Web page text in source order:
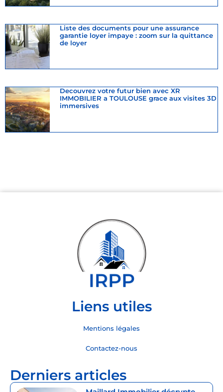
Liste des documents pour une assurance
garantie loyer impaye : zoom sur la quittance
de loyer
Decouvrez votre futur bien avec XR
IMMOBILIER a TOULOUSE grace aux visites 3D
immersives
Liens utiles
Mentions légales
Contactez-nous
Derniers articles